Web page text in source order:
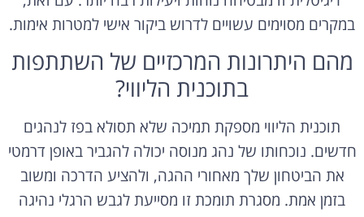
במקרים מסוימים עשויים לדרוש ביקור אישי למטרות אימות.
מהם היתרונות המרכזיים של השתתפות
בתוכנית הליווי?
תוכנית הליווי מספקת תמיכה שלא תסולא בפז לנהגים
חדשים. נוכחותו של נהג מנוסה יכולה להגביר באופן דרמטי
את הביטחון שלך מאחורי ההגה, ולהציע הדרכה ומשוב
בזמן אמת. מסגרת תומכת זו מסייעת לגבש הרגלי נהיגה